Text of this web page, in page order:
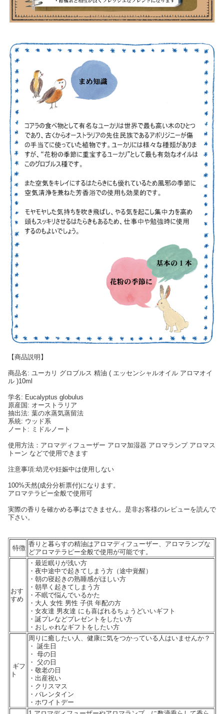
【商品説明】
商品名: ユーカリ グロブルス 精油 ( エッセンシャルオイル アロマオイ
ル )10ml
学名: Eucalyptus globulus
原産国: オーストラリア
抽出法: 葉の水蒸気蒸留法
系統: ウッド系
ノート: ミドルノート
使用方法：アロマディフューザー アロマ加湿器 アロマランプ アロマス
トーン などで使用できます
注意事項:幼児や妊娠中は使用しない
100%天然(成分分析票付)になります。
アロマテラピー全般で使用可
実際の香りを確かめる事はできません。是非お客様のレビューを読んで
下さい。
特徴
香りと暮らすの精油はアロマディフューザー、アロマランプな
どアロマテラピー全般で使用が可能です。
おす
すめ
・最近眠りが浅い方
・夜中途中で起きてしまう方（途中覚醒）
・朝の寝起きの熟睡感がほしい方
・朝早く起きてしまう方
・不眠で悩んでいるかた
・大人 女性 男性 子供 年配の方
・女友達 男友達 にも喜ばれるちょうどいいギフト
・誕プレなどプレゼントをしたい方
・おしゃれなギフトをしたい方
ギフ
ト
周りに癒したい人、健康に気をつかっている人はいませんか？
・ 誕生日
・ 母の日
・ 父の日
・敬老の日
・出産祝い
・クリスマス
・バレンタイン
・ホワイトデー